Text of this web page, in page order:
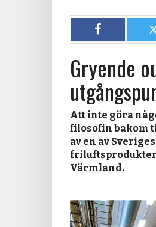
Dela
på
Facebook
Gryende
Att inte göra
filosofin bakom
av en av
friluftsprodukter
Värmland.